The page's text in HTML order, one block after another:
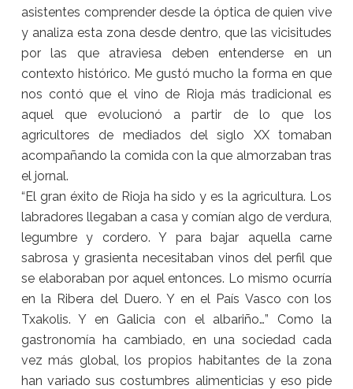
asistentes comprender desde la óptica de quien vive
y analiza esta zona desde dentro, que las vicisitudes
por las que atraviesa deben entenderse en un
contexto histórico. Me gustó mucho la forma en que
nos contó que el vino de Rioja más tradicional es
aquel que evolucionó a partir de lo que los
agricultores de mediados del siglo XX tomaban
acompañando la comida con la que almorzaban tras
el jornal.
“El gran éxito de Rioja ha sido y es la agricultura. Los
labradores llegaban a casa y comían algo de verdura,
legumbre y cordero. Y para bajar aquella carne
sabrosa y grasienta necesitaban vinos del perfil que
se elaboraban por aquel entonces. Lo mismo ocurría
en la Ribera del Duero. Y en el País Vasco con los
Txakolis. Y en Galicia con el albariño…” Como la
gastronomía ha cambiado, en una sociedad cada
vez más global, los propios habitantes de la zona
han variado sus costumbres alimenticias y eso pide